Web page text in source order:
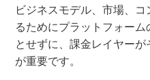
ビジネスモデル、市場、
るためにプラットフォー
とせずに、課金レイヤー
が重要です。